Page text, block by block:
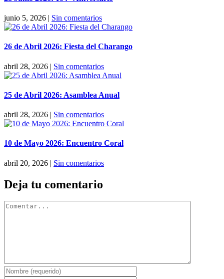
junio 5, 2026 | Sin comentarios
26 de Abril 2026: Fiesta del Charango
abril 28, 2026 | Sin comentarios
25 de Abril 2026: Asamblea Anual
abril 28, 2026 | Sin comentarios
10 de Mayo 2026: Encuentro Coral
abril 20, 2026 | Sin comentarios
Deja tu comentario
Comentar